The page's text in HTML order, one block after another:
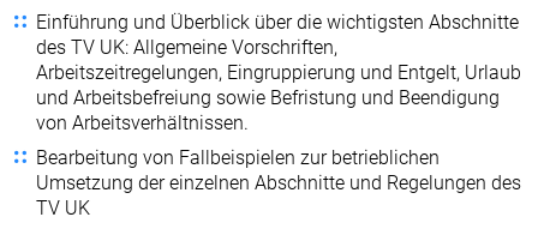
Einführung und Überblick über die wichtigsten Abschnitte
des TV UK: Allgemeine Vorschriften,
Arbeitszeitregelungen, Eingruppierung und Entgelt, Urlaub
und Arbeitsbefreiung sowie Befristung und Beendigung
von Arbeitsverhältnissen.
Bearbeitung von Fallbeispielen zur betrieblichen
Umsetzung der einzelnen Abschnitte und Regelungen des
TV UK